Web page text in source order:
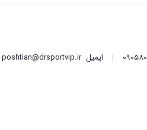
ایمیلposhtian@drsportvip.ir